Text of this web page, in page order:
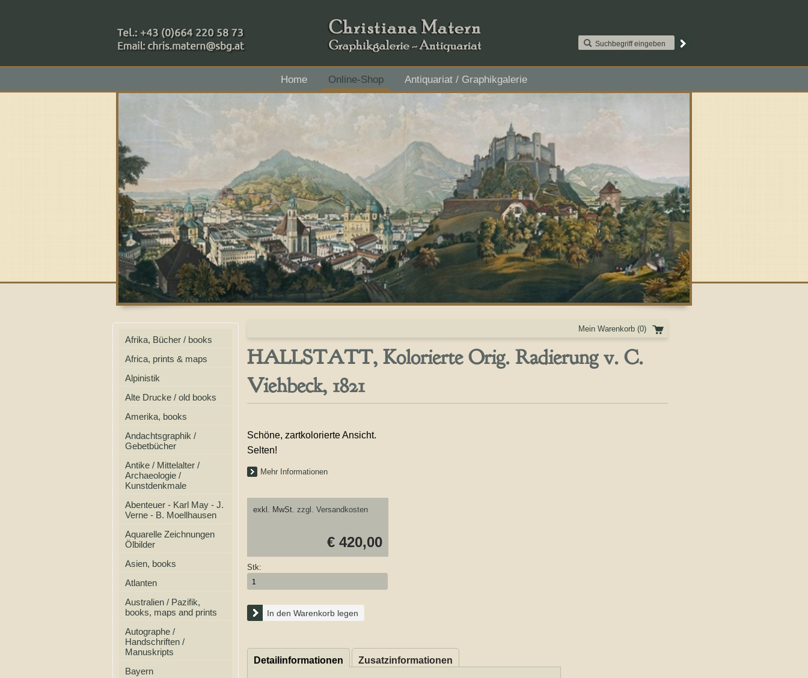
+43 (0)664 220 58 73
Home Online-Shop
Antiquariat / Graphikgalerie
Zahlungsmethoden: RAIBA - Flachgau Mitte - IBAN AT43 3501 5000 2611 3027, BIC RVSAAT2S015. Paypal
Afrika, Bücher / books
Africa, prints & maps
Alpinistik
Alte Drucke / old books
Amerika, books
Andachtsgraphik /
Gebetbücher
Antike / Mittelalter /
Archaeologie /
Kunstdenkmale
Abenteuer - Karl May - J.
Verne - B. Moellhausen
Aquarelle Zeichnungen
Ölbilder
Asien, books
Atlanten
Australien / Pazifik,
books, maps and prints
Autographe /
Handschriften /
Manuskripts
Bayern
Mein Warenkorb (0)
HALLSTATT, Kolorierte Orig. Radierung v. C.
Viehbeck, 1821
Schöne, zartkolorierte Ansicht.
Selten!
Mehr Informationen
exkl. MwSt. zzgl. Versandkosten
€ 420,00
Stk:
In den Warenkorb legen
Detailinformationen Zusatzinformationen